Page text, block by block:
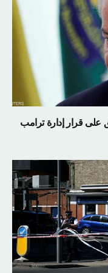
على قرار إدارة ترامب